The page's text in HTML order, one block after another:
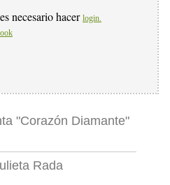
necesario hacer login.
"Corazón Diamante"
Rada